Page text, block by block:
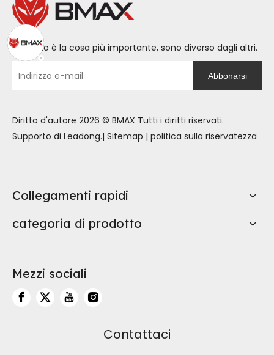
L’affetto è la cosa più importante, sono diverso dagli altri.
Abbonarsi
Diritto d'autore 2026 © BMAX Tutti i diritti riservati.
Supporto di Leadong.| Sitemap | politica sulla riservatezza
Collegamenti rapidi
categoria di prodotto
Mezzi sociali
Contattaci